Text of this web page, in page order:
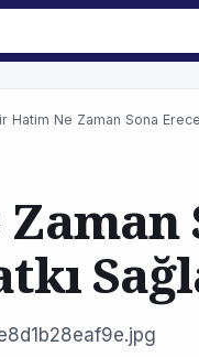
Hatim Ne Zaman Sona